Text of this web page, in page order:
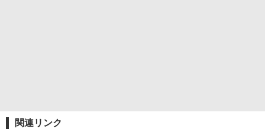
関連リンク